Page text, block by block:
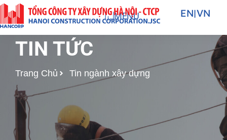
Nhảy
tới
nội
dung
MENU EN|VN
TIN TỨC
Trang Chủ Tin ngành xây dựng